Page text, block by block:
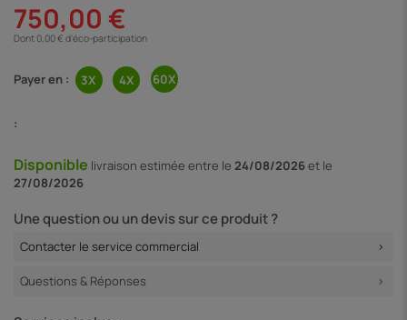
750,00 €
Dont 0,00 € d'éco-participation
Payer en :
:
Disponible livraison estimée entre le 24/08/2026et le
27/08/2026
Une question ou un devis sur ce produit ?
Contacter le service commercial
Questions & Réponses